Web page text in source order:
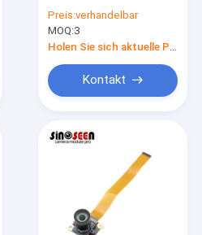
1080P 30FPS MIPI
Preis:verhandelbar
MOQ:3
Kontakt